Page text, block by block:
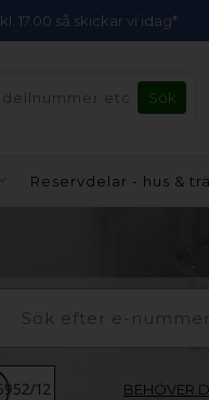
17.00 så skickar vi idag*
Reservdelar - hus &
BEHÖVER